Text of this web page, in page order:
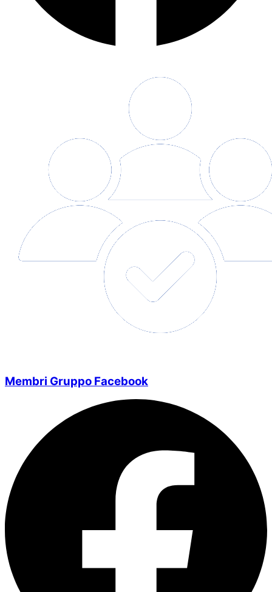
Membri Gruppo Facebook